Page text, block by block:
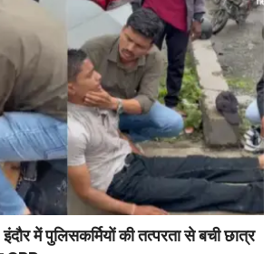
में पुलिसकर्मियों की तत्परता से बची छात्र